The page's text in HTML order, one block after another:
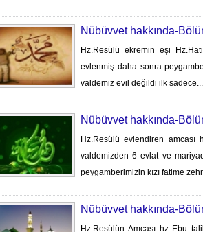
Nübüvvet hakkında-
Hz.Resülü ekremin eşi
evlenmiş daha sonra
valdemiz evil değildi ilk sadece...
Nübüvvet hakkında-
Hz.Resülü evlendiren
valdemizden 6 evlat ve
peygamberimizin kızı fatime
Nübüvvet hakkında-
Hz.Resülün Amcası hz Ebu